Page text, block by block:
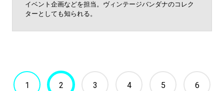
イベント企画などを担当。ヴィンテージバンダナのコレク
ターとしても知られる。
1 2 3 4 5 6